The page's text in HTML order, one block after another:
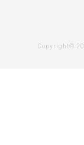
Copyright©